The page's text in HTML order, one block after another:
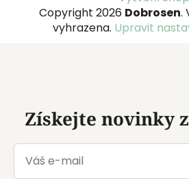
Copyright 2026 Dobrosen.
vyhrazena. Upravit
Získejte novinky